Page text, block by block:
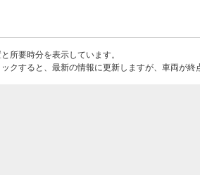
所要時分を表示しています。
クすると、最新の情報に更新しますが、車両が